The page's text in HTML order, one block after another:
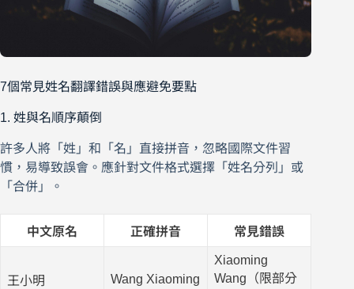
7個常見姓名翻譯錯誤與應避免要點
1. 姓與名順序顛倒
許多人將「姓」和「名」直接拼音，忽略國際文件習
慣，易導致誤會。應針對文件格式選擇「姓名分列」或
「合併」。
中文原名 正確拼音 常見錯誤
王小明 Wang Xiaoming
Xiaoming
Wang（限部分